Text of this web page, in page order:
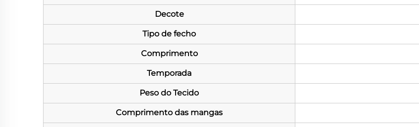
Decote
Tipo de fecho
Comprimento
Temporada
Peso do Tecido
Comprimento das mangas